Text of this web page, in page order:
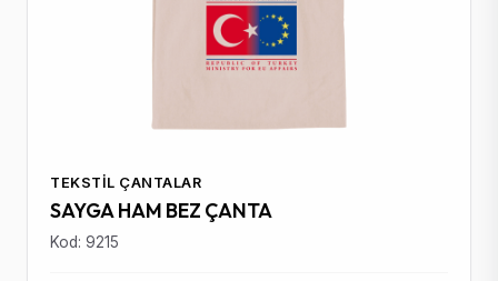
TEKSTIL ÇANTALAR
SAYGA HAM BEZ ÇANTA
Kod: 9215